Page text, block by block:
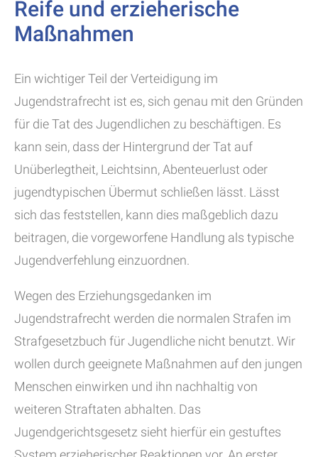
Reife und erzieherische
Maßnahmen
Ein wichtiger Teil der Verteidigung im
Jugendstrafrecht ist es, sich genau mit den Gründen
für die Tat des Jugendlichen zu beschäftigen. Es
kann sein, dass der Hintergrund der Tat auf
Unüberlegtheit, Leichtsinn, Abenteuerlust oder
jugendtypischen Übermut schließen lässt. Lässt
sich das feststellen, kann dies maßgeblich dazu
beitragen, die vorgeworfene Handlung als typische
Jugendverfehlung einzuordnen.
Wegen des Erziehungsgedanken im
Jugendstrafrecht werden die normalen Strafen im
Strafgesetzbuch für Jugendliche nicht benutzt. Wir
wollen durch geeignete Maßnahmen auf den jungen
Menschen einwirken und ihn nachhaltig von
weiteren Straftaten abhalten. Das
Jugendgerichtsgesetz sieht hierfür ein gestuftes